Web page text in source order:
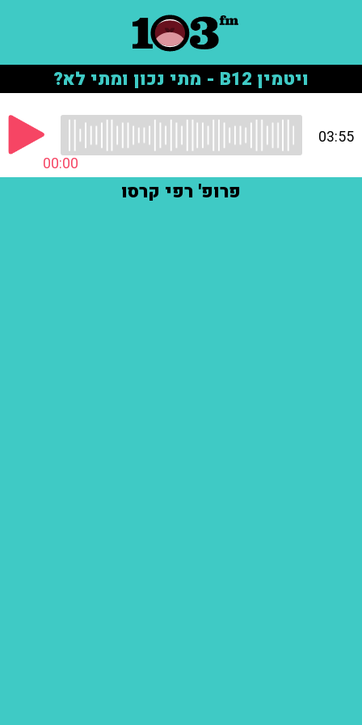
ויטמין B12 - מתי נכון ומתי לא?
00:00
03:55
פרופ' רפי קרסו